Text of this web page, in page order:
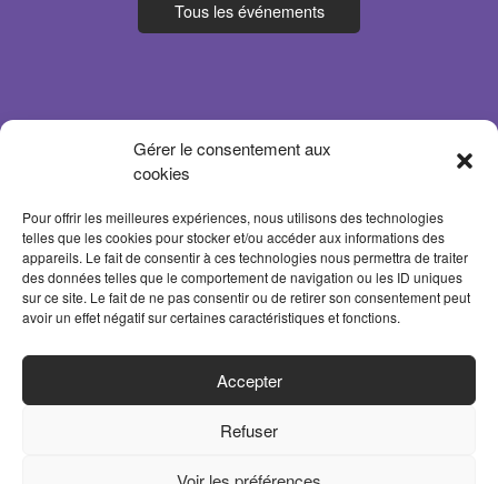
Gérer le consentement aux
cookies
Pour offrir les meilleures expériences, nous utilisons des technologies
telles que les cookies pour stocker et/ou accéder aux informations des
appareils. Le fait de consentir à ces technologies nous permettra de traiter
des données telles que le comportement de navigation ou les ID uniques
sur ce site. Le fait de ne pas consentir ou de retirer son consentement peut
avoir un effet négatif sur certaines caractéristiques et fonctions.
Accepter
Refuser
Tous les événements
ACCUEIL
MENTIONS LÉGALES